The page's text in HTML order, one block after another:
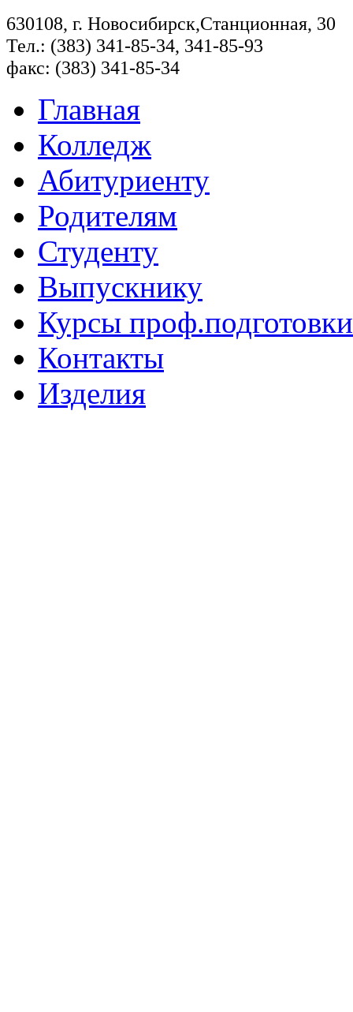
630108, г. Новосибирск,Станционная, 30
Тел.: (383) 341-85-34, 341-85-93
факс: (383) 341-85-34
Главная
Колледж
Абитуриенту
Родителям
Студенту
Выпускнику
Курсы проф.подготовки
Контакты
Изделия